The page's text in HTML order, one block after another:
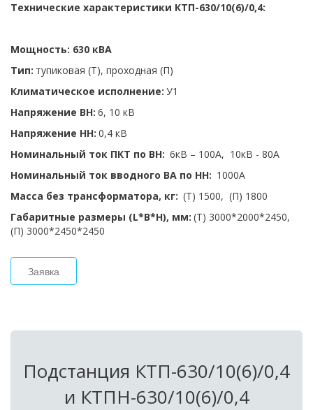
Технические характеристики КТП-630/10(6)/0,4:
Мощность: 630 кВА
Тип: тупиковая (Т), проходная (П)
Климатическое исполнение: У1
Напряжение ВН: 6, 10 кВ
Напряжение НН: 0,4 кВ
Номинальный ток ПКТ по ВН:
  6кВ – 100А,  10кВ - 80А
Номинальный ток вводного ВА по НН:
  1000А
Масса без трансформатора, кг:
  (Т) 1500,  (П) 1800
Габаритные размеры (L*B*H), мм: (Т) 3000*2000*2450,
(П) 3000*2450*2450
Заявка
Подстанция КТП-630/10(6)/0,4
и КТПН-630/10(6)/0,4